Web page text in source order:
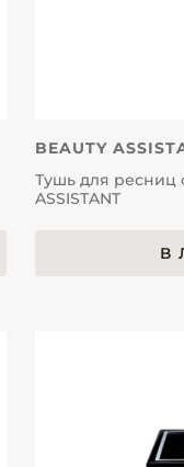
BEAUTY
Тушь для ресниц
ASSISTANT
В